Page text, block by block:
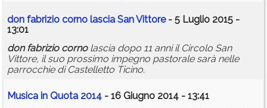
don fabrizio corno lascia San Vittore- 5 Luglio 2015 -
13:01
don fabrizio cornolascia dopo 11 anni il Circolo San
Vittore, il suo prossimo impegno pastorale sarà nelle
parrocchie di Castelletto Ticino.
Musica in Quota 2014 - 16 Giugno 2014 - 13:41